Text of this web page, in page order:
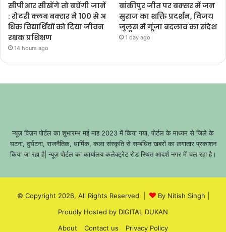
सीपीआर सीखेंगे तो बचेंगी जानें
: रोटरी क्लब बक्सर ने 100 से अ
धिक विद्यार्थियों को दिया जीवन
रक्षक प्रशिक्षण
14 hours ago
बांकीपुर जीत पर बक्सर में जन
सुराज का शक्ति प्रदर्शन, विजय
जुलूस में गूंजा बदलाव का संदेश
1 day ago
न्यूज़ विज़न पोर्टल का शुभारम्भ मई माह 2023 में किया गया, पोर्टल के माध्यम से जिले के
घटना, दुर्घटना, राजनैतिक, धार्मिक, कला संस्कृति से सम्बंधित खबरों का लगातार प्रकाशन
किया जा रहा है| न्यूज़ पोर्टल का कार्यालय कलेक्ट्रेट रोड स्थित आदर्श नगर में चल रहा है।
© Copyright 2026, All Rights Reserved | By Nitish Singh
Proudly Hosted by DIGITAL DUKAN
About
Contact us Privacy Policy